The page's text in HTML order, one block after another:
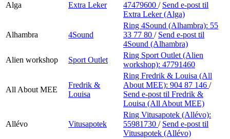
Alga Extra Leker 47479600 / Send e-post til
Extra Leker (Alga)
Alhambra 4Sound
Ring 4Sound (Alhambra): 55
33 77 80 / Send e-post til
4Sound (Alhambra)
Alien workshop
Sport Outlet
Ring Sport Outlet (Alien
workshop): 47791460
All About MEE
Fredrik &
Louisa
Ring Fredrik & Louisa (All
About MEE): 904 87 146 /
Send e-post til Fredrik &
Louisa (All About MEE)
Allévo Vitusapotek
Ring Vitusapotek (Allévo):
55981730 / Send e-post til
Vitusapotek (Allévo)